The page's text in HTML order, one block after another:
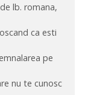
lb. romana,
ca esti
pe
nu te cunosc